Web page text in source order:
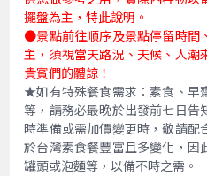
擺盤為主，特此說明。
●景點前往順序及景點停留時間
主，須視當天路況、天候、人潮
貴賓們的體諒！
★如有特殊餐食需求：素食、早
等，請務必最晚於出發前七日告
時準備或需加價變更時，敬請配
於台灣素食餐豐富且多變化，因
罐頭或泡麵等，以備不時之需。